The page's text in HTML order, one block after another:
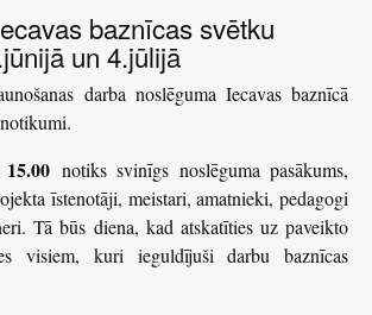
baznīcas svētku
un 4.jūlijā
darba noslēguma Iecavas baznīcā
notiks svinīgs noslēguma pasākums,
īstenotāji, meistari, amatnieki, pedagogi
Tā būs diena, kad atskatīties uz paveikto
visiem, kuri ieguldījuši darbu baznīcas